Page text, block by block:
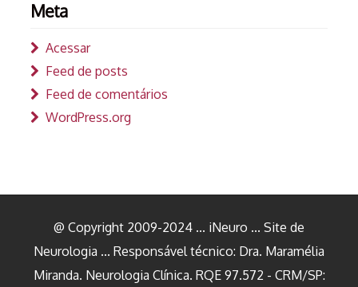
Meta
Acessar
Feed de posts
Feed de comentários
WordPress.org
@ Copyright 2009-2024 ... iNeuro ... Site de
Neurologia ... Responsável técnico: Dra. Maramélia
Miranda. Neurologia Clínica. RQE 97.572 - CRM/SP: